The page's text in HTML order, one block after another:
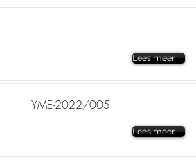
Lees meer
YME-2022/005
Lees meer